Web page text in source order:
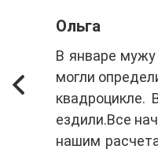
Ольга
В январе
могли
ездили.Все
нашим